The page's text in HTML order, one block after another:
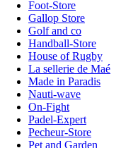
Foot-Store
Gallop Store
Golf and co
Handball-Store
House of Rugby
La sellerie de Maé
Made in Paradis
Nauti-wave
On-Fight
Padel-Expert
Pecheur-Store
Pet and Garden